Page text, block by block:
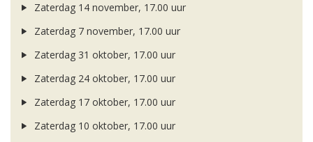
Zaterdag 14 november, 17.00 uur
Zaterdag 7 november, 17.00 uur
Zaterdag 31 oktober, 17.00 uur
Zaterdag 24 oktober, 17.00 uur
Zaterdag 17 oktober, 17.00 uur
Zaterdag 10 oktober, 17.00 uur